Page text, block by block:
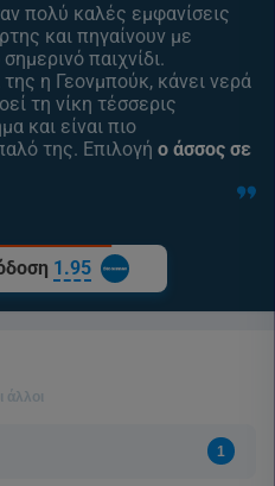
πολύ καλές εμφανίσεις
και πηγαίνουν με
παιχνίδι.
η Γεονμπούκ, κάνει νερά
τη νίκη τέσσερις
και είναι πιο
της. Επιλογή ο άσσος σε
1.95